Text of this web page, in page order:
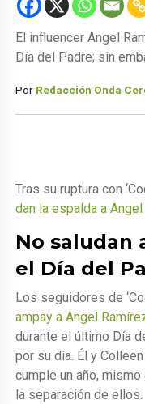
El influencer Angel
Día del Padre; sin
Por Redacción Onda
Tras su ruptura con
dan la espalda a
No saludan
el Día del
Los seguidores de
ampay a Angel
durante el último Día
por su día. Él y
cumple un año,
la separación de ellos.